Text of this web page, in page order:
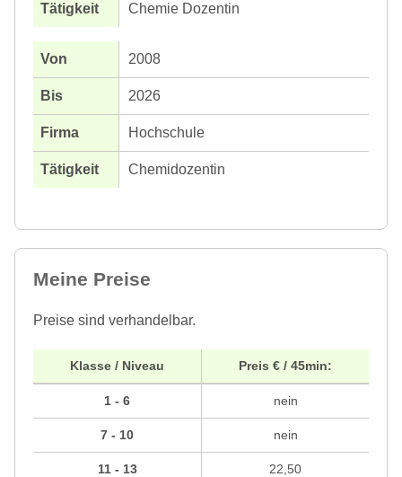
Chemie Dozentin
2008
2026
Hochschule
Chemidozentin
Meine Preise
Preise sind verhandelbar.
Klasse / Niveau
1 - 6
7 - 10
11 - 13
Preis € / 45min:
nein
nein
22,50